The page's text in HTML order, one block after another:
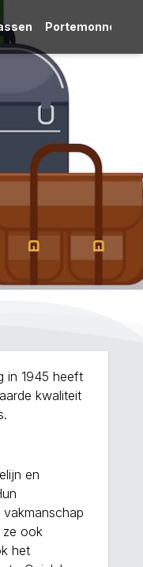
Portemonnees
in 1945 heeft
kwaliteit
en
ze ook
het